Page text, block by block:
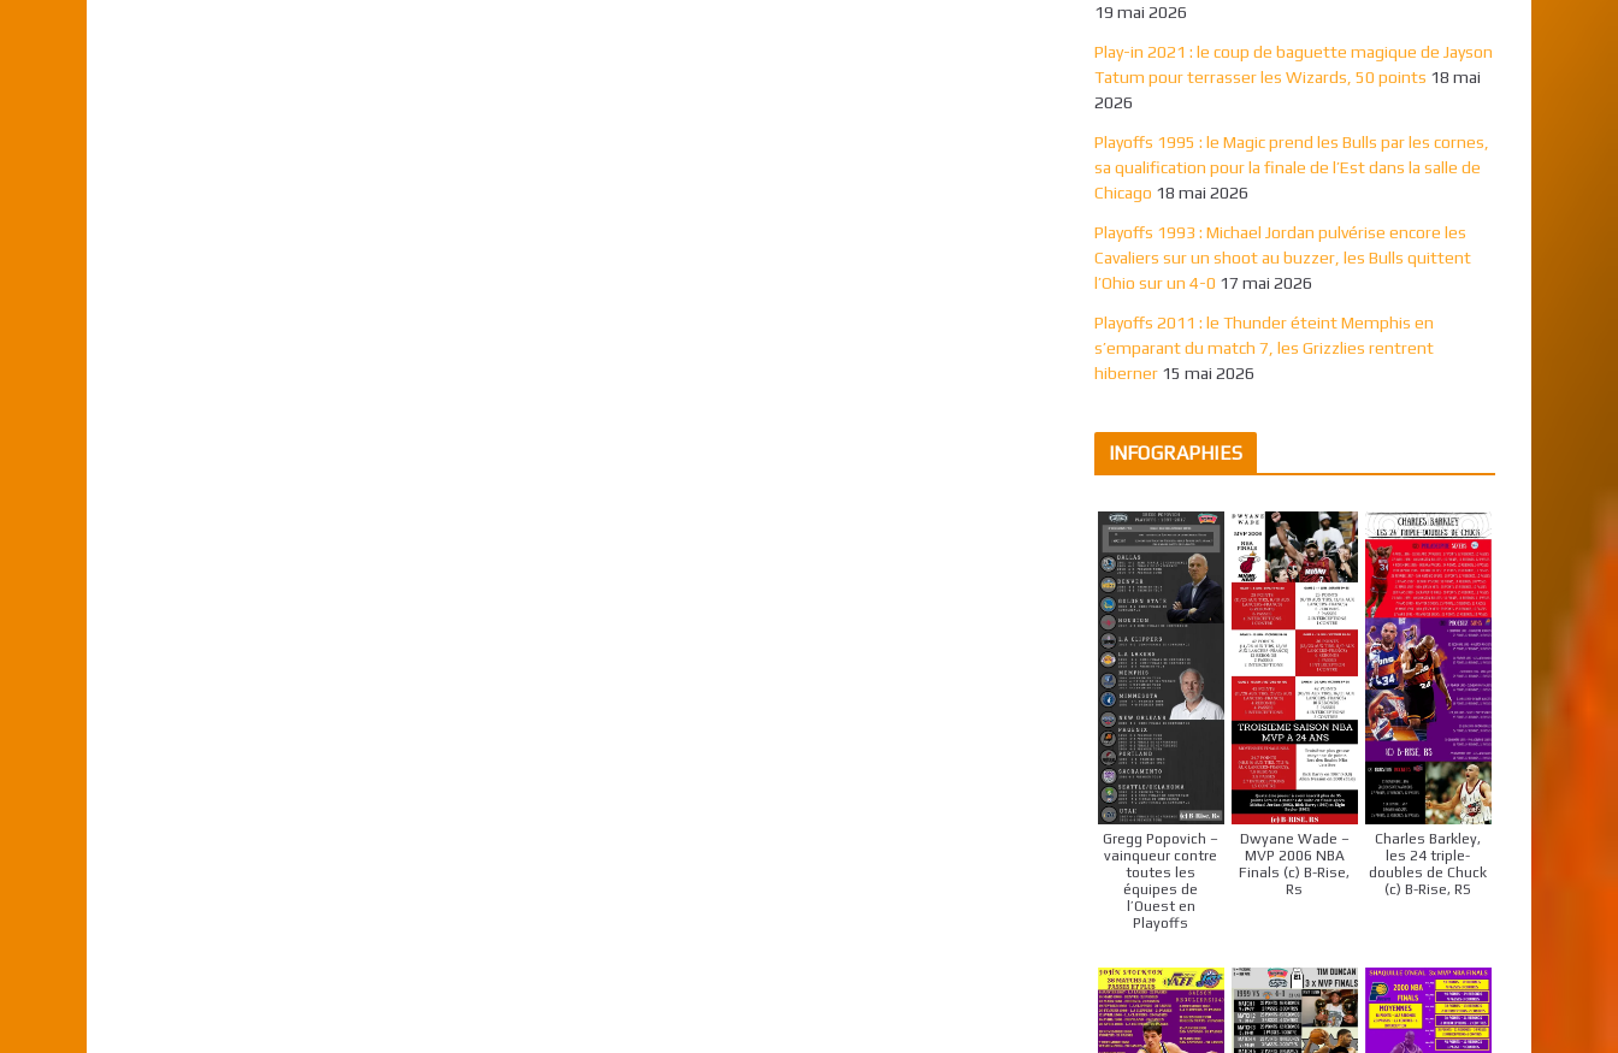
19 mai 2026
Play-in 2021 : le coup de baguette magique de Jayson
Tatum pour terrasser les Wizards, 50 points 18 mai
2026
Playoffs 1995 : le Magic prend les Bulls par les cornes,
sa qualification pour la finale de l’Est dans la salle de
Chicago 18 mai 2026
Playoffs 1993 : Michael Jordan pulvérise encore les
Cavaliers sur un shoot au buzzer, les Bulls quittent
l’Ohio sur un 4-0 17 mai 2026
Playoffs 2011 : le Thunder éteint Memphis en
s’emparant du match 7, les Grizzlies rentrent
hiberner 15 mai 2026
INFOGRAPHIES
Gregg Popovich –
vainqueur contre
toutes les
équipes de
l’Ouest en
Playoffs
Dwyane Wade –
MVP 2006 NBA
Finals (c) B-Rise,
Rs
Charles Barkley,
les 24 triple-
doubles de Chuck
(c) B-Rise, RS